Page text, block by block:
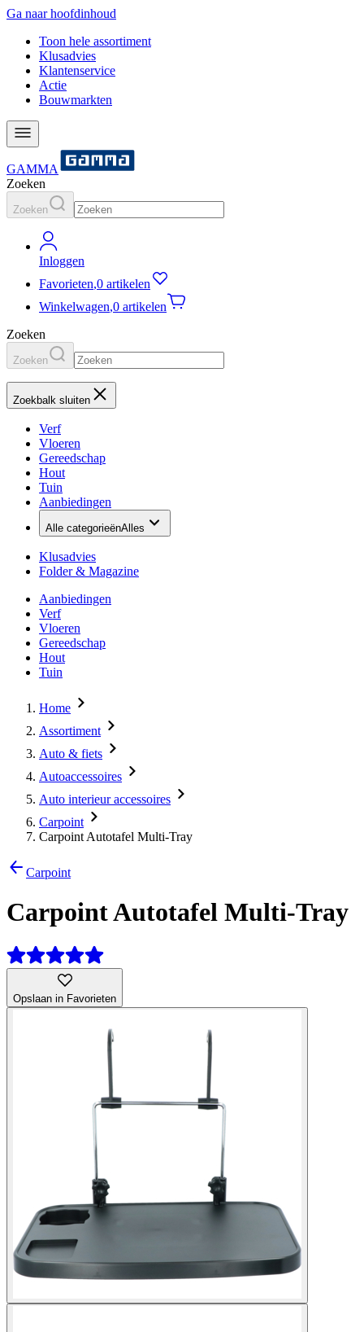
Ga naar hoofdinhoud
Toon hele assortiment
Klusadvies
Klantenservice
Actie
Bouwmarkten
GAMMA
Zoeken
Zoeken
Inloggen
Favorieten,0 artikelen
Winkelwagen,0 artikelen
Zoeken
Zoeken
Zoekbalk sluiten
Verf
Vloeren
Gereedschap
Hout
Tuin
Aanbiedingen
Alle categorieënAlles
Klusadvies
Folder & Magazine
Aanbiedingen
Verf
Vloeren
Gereedschap
Hout
Tuin
Home
Assortiment
Auto & fiets
Autoaccessoires
Auto interieur accessoires
Carpoint
Carpoint Autotafel Multi-Tray
Carpoint
Carpoint Autotafel Multi-Tray
Opslaan in Favorieten